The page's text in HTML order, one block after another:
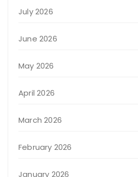
July 2026
June 2026
May 2026
April 2026
March 2026
February 2026
January 2026